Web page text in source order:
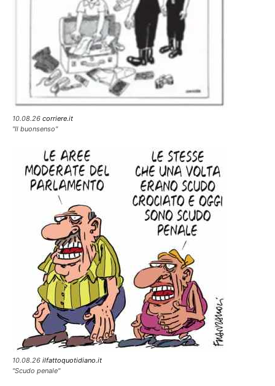
10.08.26 corriere.it
"Il buonsenso"
10.08.26 ilfattoquotidiano.it
"Scudo penale"